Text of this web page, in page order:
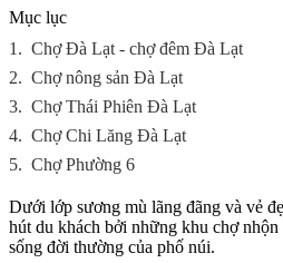
Mục lục
1. Chợ Đà Lạt - chợ đêm Đà Lạt
2. Chợ nông sản Đà Lạt
3. Chợ Thái Phiên Đà Lạt
4. Chợ Chi Lăng Đà Lạt
5. Chợ Phường 6
Dưới lớp sương mù lãng đãng và vẻ
hút du khách bởi những khu chợ
sống đời thường của phố núi.